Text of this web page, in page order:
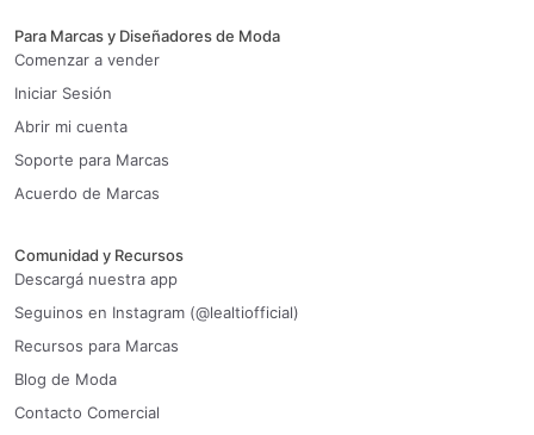
Para Marcas y Diseñadores de Moda
Comenzar a vender
Iniciar Sesión
Abrir mi cuenta
Soporte para Marcas
Acuerdo de Marcas
Comunidad y Recursos
Descargá nuestra app
Seguinos en Instagram (@lealtiofficial)
Recursos para Marcas
Blog de Moda
Contacto Comercial